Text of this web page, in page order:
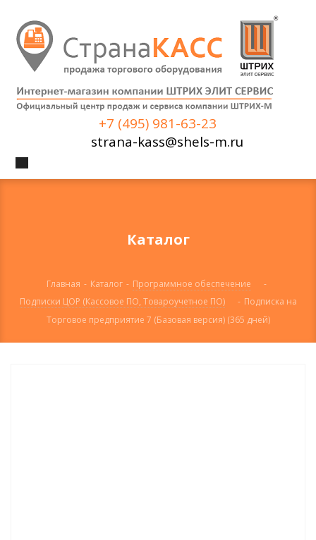
+7 (495) 981-63-23
strana-kass@shels-m.ru
Каталог
Главная - Каталог - Программное обеспечение
-
Подписки ЦОР (Кассовое ПО, Товароучетное ПО)
- Подписка на
Торговое предприятие 7 (Базовая версия) (365 дней)